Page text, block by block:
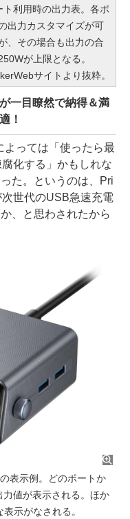
ト利用時の出力表。各ポ
出力カスタマイズが可
、その場合も出力の合
が上限となる。
サイトより抜粋。
一目瞭然で納得＆満
！
っては「使ったら最
化する」かもしれな
た。というのは、Pri
世代のUSB急速充電
、と思わされたから
表示例。どのポートか
値が表示される。ほか
示がなされる。